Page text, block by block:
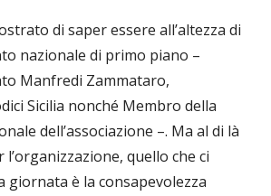
di saper essere all’altezza di
nazionale di primo piano –
Manfredi Zammataro,
Sicilia nonché Membro della
dell’associazione –. Ma al di là
l’organizzazione, quello che ci
giornata è la consapevolezza